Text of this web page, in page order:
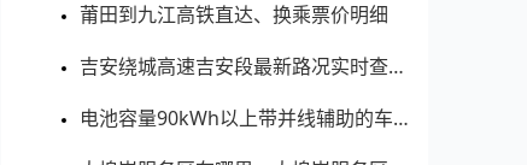
莆田到九江高铁直达、换乘票价明细
吉安绕城高速吉安段最新路况实时查询 - 吉安吉安绕城高速最新消息 - 车流量大吗
电池容量90kWh以上带并线辅助的车有哪些？哪款好？推荐选购指南